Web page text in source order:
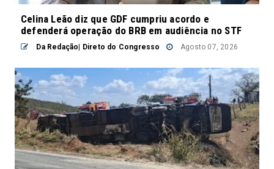
Celina Leão diz que GDF cumpriu acordo e
defenderá operação do BRB em audiência no STF
Da Redação| Direto do Congresso Agosto 07, 2026